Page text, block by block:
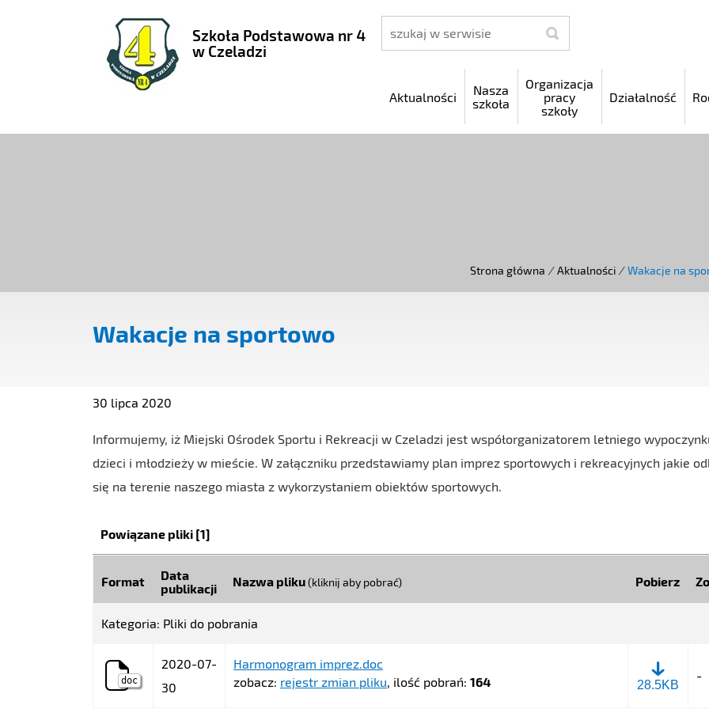
Szkoła Podstawowa nr 4
w Czeladzi
szukaj
Aktualności
Nasza
szkoła
Organizacja
pracy
szkoły
Działalność
Strona główna / Aktualności / Wakacje na
Wakacje na sportowo
30 lipca 2020
Informujemy, iż Miejski Ośrodek Sportu i Rekreacji w Czeladzi jest współorganizatorem letniego
dzieci i młodzieży w mieście. W załączniku przedstawiamy plan imprez sportowych i rekreacyjnych jakie
się na terenie naszego miasta z wykorzystaniem obiektów sportowych.
Kategoria:
Powiązane pliki [1]
Format
Data
publikacji
Nazwa pliku(kliknij aby pobrać) Pobierz
Kategoria: Pliki do pobrania
doc
2020-07-
30
Harmonogram imprez.doc
zobacz: rejestr zmian pliku, ilość pobrań: 164
Harmonogram
28.5KB
-